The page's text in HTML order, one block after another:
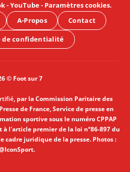
-YouTube- Paramètres cookies.
A-Propos Contact
de confidentialité
© Foot sur 7
, par la Commission Paritaire des
de France, Service de presse en
sportive sous le numéro CPPAP
à l'article premier de la loi n°86-897 du
cadre juridique de la presse. Photos :